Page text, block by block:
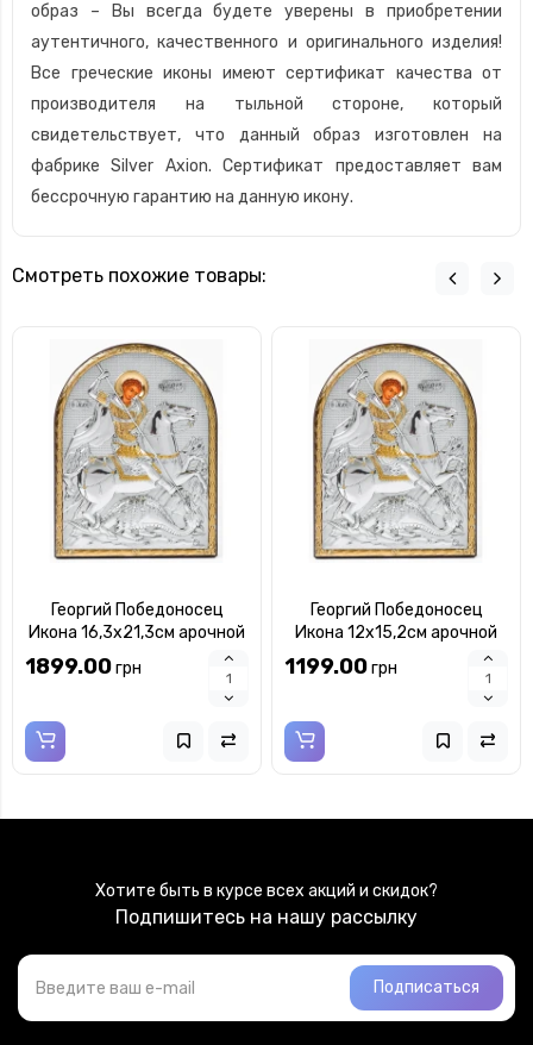
образ – Вы всегда будете уверены в приобретении
аутентичного, качественного и оригинального изделия!
Все греческие иконы имеют сертификат качества от
производителя на тыльной стороне, который
свидетельствует, что данный образ изготовлен на
фабрике Silver Axion. Сертификат предоставляет вам
бессрочную гарантию на данную икону.
Смотреть похожие товары:
Георгий Победоносец
Икона 16,3х21,3см арочной
формы без рамки на дереве
1899.00грн
Георгий Победоносец
Икона 12х15,2см арочной
формы без рамки на дереве
1199.00грн
Хотите быть в курсе всех акций и скидок?
Подпишитесь на нашу рассылку
Подписаться